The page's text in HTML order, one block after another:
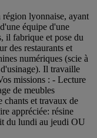
lyonnaise, ayant
équipe d'une
il fabrique et pose du
des restaurants et
numériques (scie à
Il travaille
missions : - Lecture
de meubles
chants et travaux de
appréciée: résine
du lundi au jeudi OU